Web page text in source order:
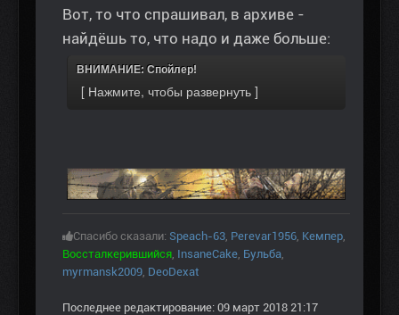
Вот, то что спрашивал, в архиве -
найдёшь то, что надо и даже больше:
ВНИМАНИЕ: Спойлер!
Спасибо сказали: Speach-63 Perevar1956 Кемпер
Воссталкерившийся InsaneCake Бульба
myrmansk2009 DeoDexat
Последнее редактирование: 09 март 2018 21:17